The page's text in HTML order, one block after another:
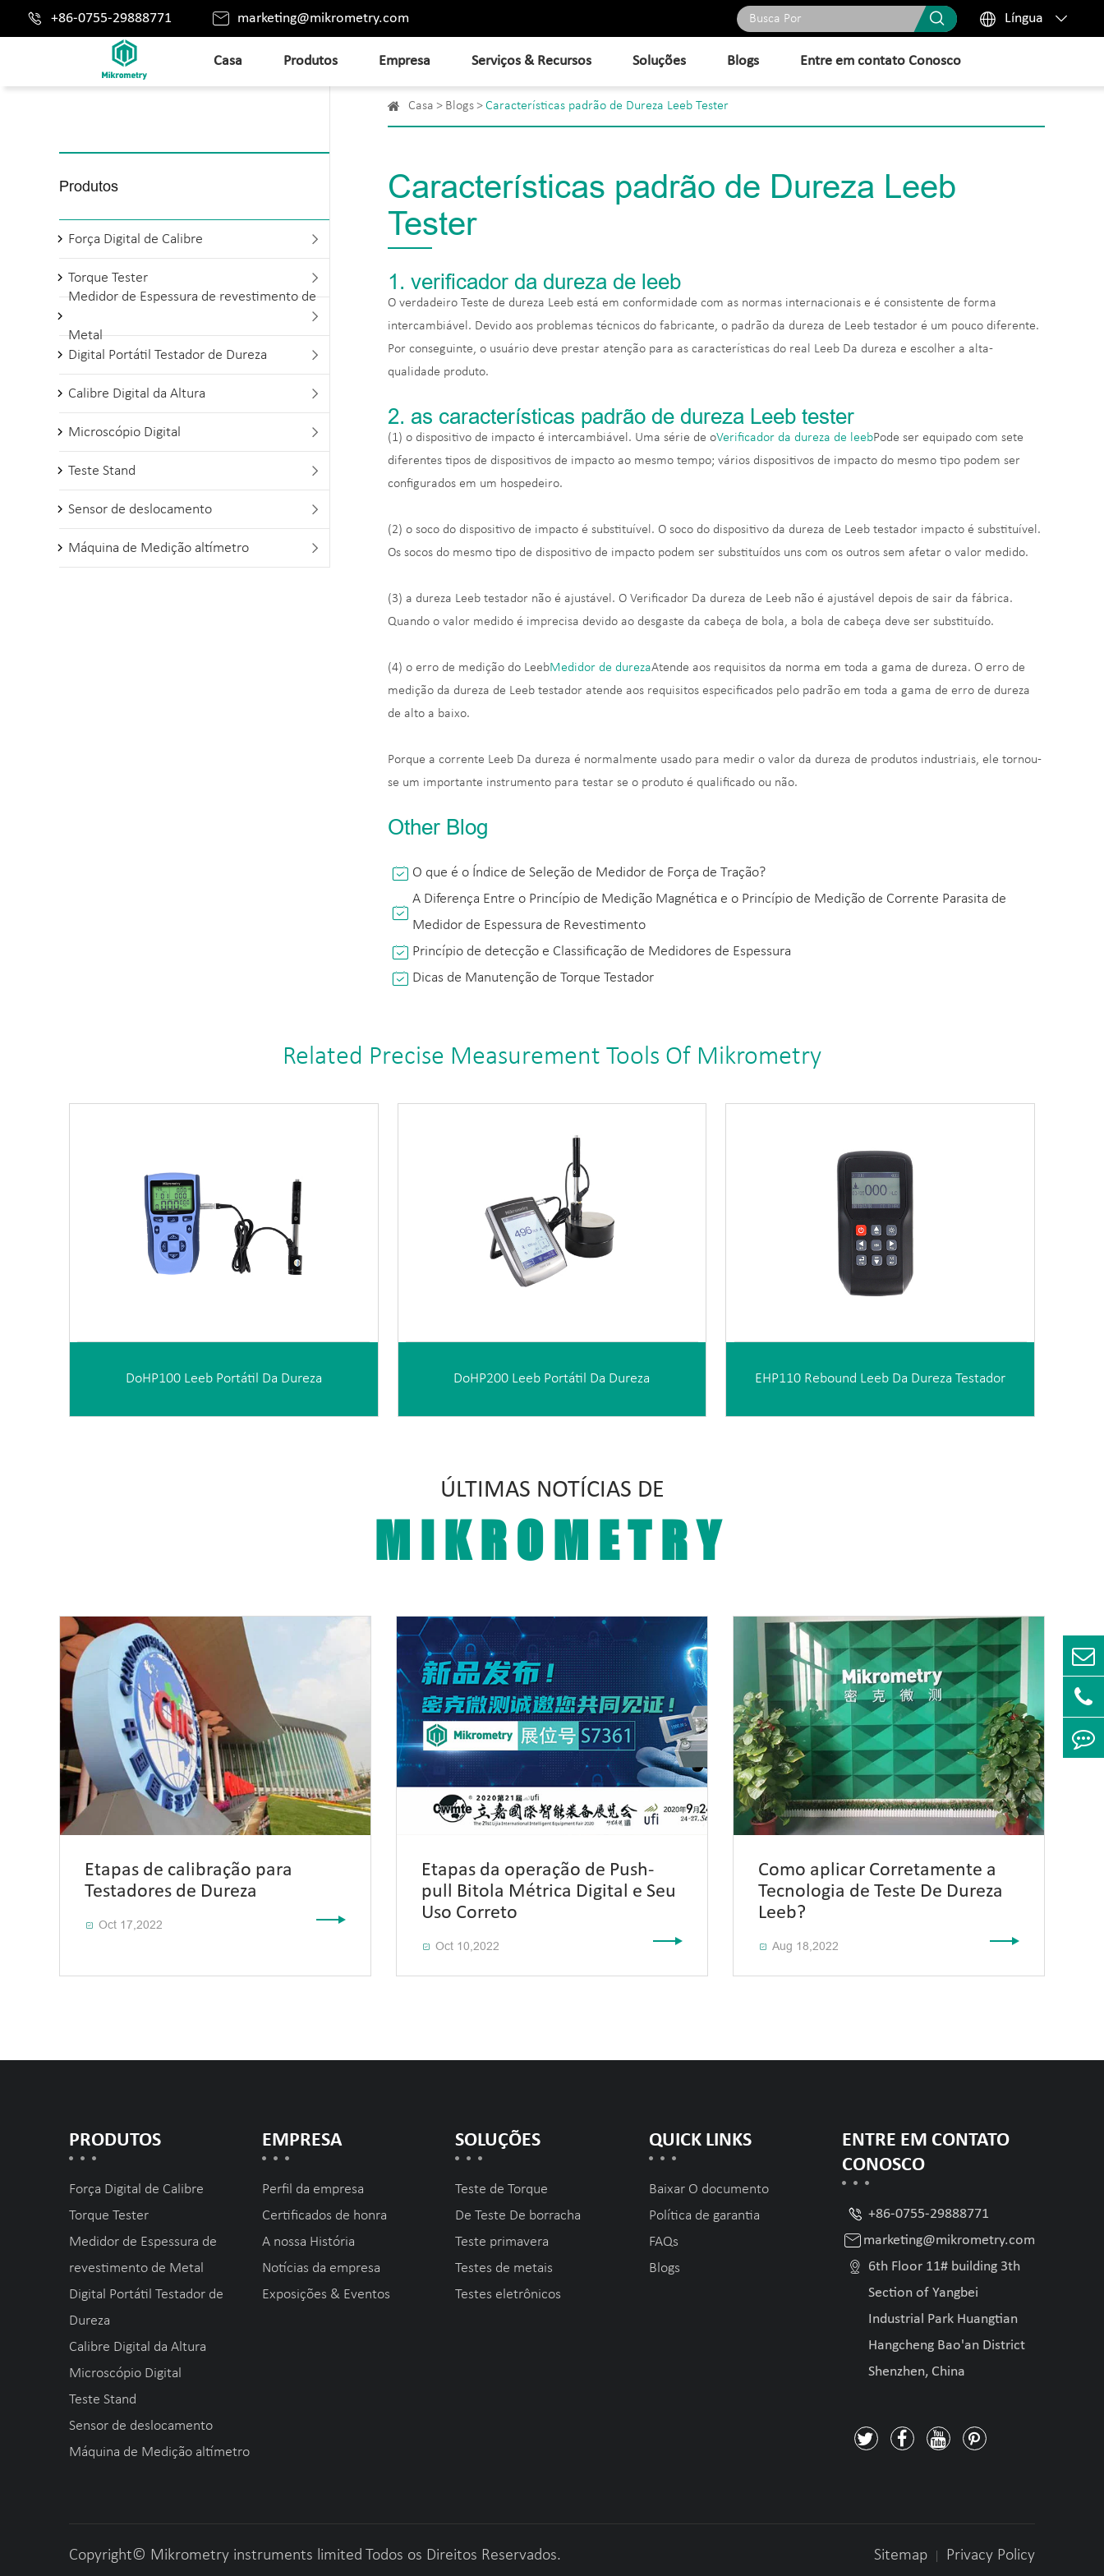
 +86-0755-29888771  marketing@mikrometry.com   Língua 
Casa Produtos Empresa Serviços & Recursos Soluções Blogs Entre em contato Conosco
Produtos
 Força Digital de Calibre
 Torque Tester

Medidor de Espessura de revestimento de
Metal
 Digital Portátil Testador de Dureza
 Calibre Digital da Altura
 Microscópio Digital
 Teste Stand
 Sensor de deslocamento
 Máquina de Medição altímetro
Casa Blogs Características padrão de Dureza Leeb Tester
Características padrão de Dureza Leeb
Tester
1. verificador da dureza de leeb
O verdadeiro Teste de dureza Leeb está em conformidade com as normas internacionais e é consistente de forma
intercambiável. Devido aos problemas técnicos do fabricante, o padrão da dureza de Leeb testador é um pouco diferente.
Por conseguinte, o usuário deve prestar atenção para as características do real Leeb Da dureza e escolher a alta-
qualidade produto.
2. as características padrão de dureza Leeb tester
(1) o dispositivo de impacto é intercambiável. Uma série de oVerificador da dureza de leebPode ser equipado com sete
diferentes tipos de dispositivos de impacto ao mesmo tempo; vários dispositivos de impacto do mesmo tipo podem ser
configurados em um hospedeiro.
(2) o soco do dispositivo de impacto é substituível. O soco do dispositivo da dureza de Leeb testador impacto é substituível.
Os socos do mesmo tipo de dispositivo de impacto podem ser substituídos uns com os outros sem afetar o valor medido.
(3) a dureza Leeb testador não é ajustável. O Verificador Da dureza de Leeb não é ajustável depois de sair da fábrica.
Quando o valor medido é imprecisa devido ao desgaste da cabeça de bola, a bola de cabeça deve ser substituído.
(4) o erro de medição do LeebMedidor de durezaAtende aos requisitos da norma em toda a gama de dureza. O erro de
medição da dureza de Leeb testador atende aos requisitos especificados pelo padrão em toda a gama de erro de dureza
de alto a baixo.
Porque a corrente Leeb Da dureza é normalmente usado para medir o valor da dureza de produtos industriais, ele tornou-
se um importante instrumento para testar se o produto é qualificado ou não.
Other Blog
O que é o Índice de Seleção de Medidor de Força de Tração?
A Diferença Entre o Princípio de Medição Magnética e o Princípio de Medição de Corrente Parasita de
Medidor de Espessura de Revestimento
Princípio de detecção e Classificação de Medidores de Espessura
Dicas de Manutenção de Torque Testador
Related Precise Measurement Tools Of Mikrometry
DoHP100 Leeb Portátil Da Dureza DoHP200 Leeb Portátil Da Dureza EHP110 Rebound Leeb Da Dureza Testador
ÚLTIMAS NOTÍCIAS DE
MIKROMETRY
Etapas de calibração para
Testadores de Dureza
 Oct 17,2022
Etapas da operação de Push-
pull Bitola Métrica Digital e Seu
Uso Correto
 Oct 10,2022
Como aplicar Corretamente a
Tecnologia de Teste De Dureza
Leeb?
 Aug 18,2022
PRODUTOS
Força Digital de Calibre
Torque Tester
Medidor de Espessura de
revestimento de Metal
Digital Portátil Testador de
Dureza
Calibre Digital da Altura
Microscópio Digital
Teste Stand
Sensor de deslocamento
Máquina de Medição altímetro
EMPRESA
Perfil da empresa
Certificados de honra
A nossa História
Notícias da empresa
Exposições & Eventos
SOLUÇÕES
Teste de Torque
De Teste De borracha
Teste primavera
Testes de metais
Testes eletrônicos
QUICK LINKS
Baixar O documento
Política de garantia
FAQs
Blogs
ENTRE EM CONTATO
CONOSCO
 +86-0755-29888771
 marketing@mikrometry.com
 6th Floor 11# building 3th
Section of Yangbei
Industrial Park Huangtian
Hangcheng Bao'an District
Shenzhen, China
   
Copyright© Mikrometry instruments limited Todos os Direitos Reservados. Sitemap Privacy Policy